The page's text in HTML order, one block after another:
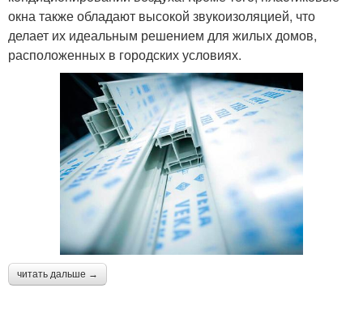
окна также обладают высокой звукоизоляцией, что
делает их идеальным решением для жилых домов,
расположенных в городских условиях.
читать дальше →